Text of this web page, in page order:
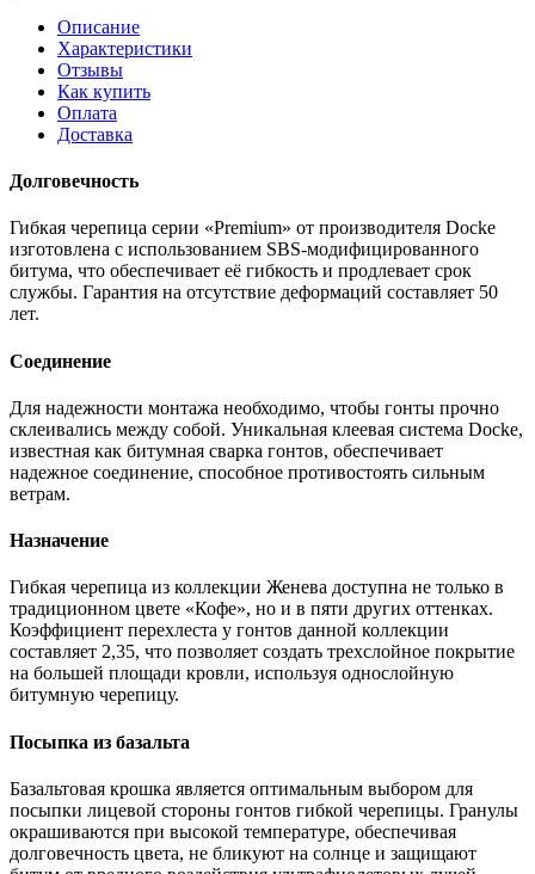
Описание
Характеристики
Отзывы
Как купить
Оплата
Доставка
Долговечность
Гибкая черепица серии «Premium» от производителя Docke
изготовлена с использованием SBS-модифицированного
битума, что обеспечивает её гибкость и продлевает срок
службы. Гарантия на отсутствие деформаций составляет 50
лет.
Соединение
Для надежности монтажа необходимо, чтобы гонты прочно
склеивались между собой. Уникальная клеевая система Docke,
известная как битумная сварка гонтов, обеспечивает
надежное соединение, способное противостоять сильным
ветрам.
Назначение
Гибкая черепица из коллекции Женева доступна не только в
традиционном цвете «Кофе», но и в пяти других оттенках.
Коэффициент перехлеста у гонтов данной коллекции
составляет 2,35, что позволяет создать трехслойное покрытие
на большей площади кровли, используя однослойную
битумную черепицу.
Посыпка из базальта
Базальтовая крошка является оптимальным выбором для
посыпки лицевой стороны гонтов гибкой черепицы. Гранулы
окрашиваются при высокой температуре, обеспечивая
долговечность цвета, не бликуют на солнце и защищают